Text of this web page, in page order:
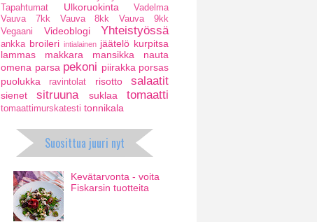
Tapahtumat
Ulkoruokinta
Vadelma
Vauva 7kk
Vauva 8kk
Vauva 9kk
Vegaani
Videoblogi Yhteistyössä
ankka broileri intialainen jäätelö kurpitsa
lammas
makkara mansikka
nauta
omena parsa pekoni piirakka porsas
puolukka
ravintolat risotto salaatit
sienet sitruuna suklaa tomaatti
tomaattimurskatesti tonnikala
Suosittua juuri nyt
Kevätarvonta - voita
Fiskarsin tuotteita